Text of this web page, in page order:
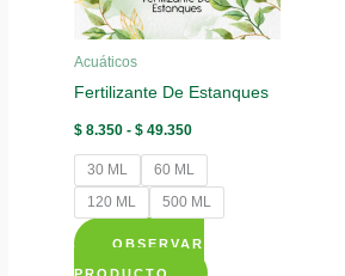
Acuáticos
Fertilizante De Estanques
$ 8.350 - $ 49.350
$ 8.350
hasta
$ 49.350
30 ML
60 ML
120 ML
500 ML
OBSERVAR
Este